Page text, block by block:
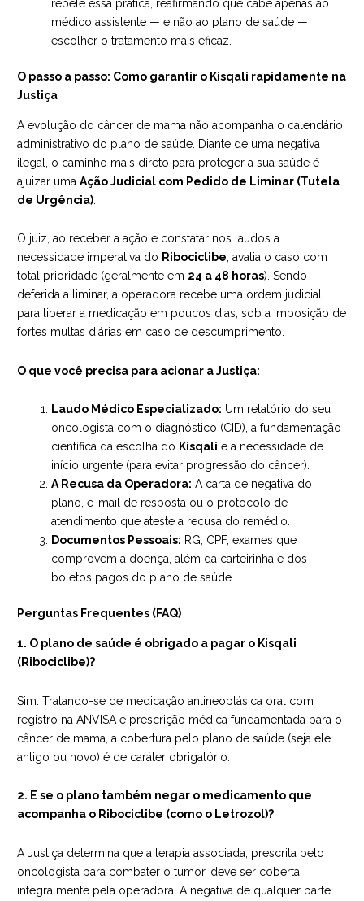
repele essa prática, reafirmando que cabe apenas ao
médico assistente — e não ao plano de saúde —
escolher o tratamento mais eficaz.
O passo a passo: Como garantir o Kisqali rapidamente na
Justiça
A evolução do câncer de mama não acompanha o calendário
administrativo do plano de saúde. Diante de uma negativa
ilegal, o caminho mais direto para proteger a sua saúde é
ajuizar uma Ação Judicial com Pedido de Liminar (Tutela
de Urgência)
O juiz, ao receber a ação e constatar nos laudos a
necessidade imperativa do Ribociclibe, avalia o caso com
total prioridade (geralmente em 24 a 48 horas). Sendo
deferida a liminar, a operadora recebe uma ordem judicial
para liberar a medicação em poucos dias, sob a imposição de
fortes multas diárias em caso de descumprimento.
O que você precisa para acionar a Justiça:
Laudo Médico Especializado: Um relatório do seu
oncologista com o diagnóstico (CID), a fundamentação
científica da escolha do Kisqali e a necessidade de
início urgente (para evitar progressão do câncer).
A Recusa da Operadora: A carta de negativa do
plano, e-mail de resposta ou o protocolo de
atendimento que ateste a recusa do remédio.
Documentos Pessoais: RG, CPF, exames que
comprovem a doença, além da carteirinha e dos
boletos pagos do plano de saúde.
Perguntas Frequentes (FAQ)
1. O plano de saúde é obrigado a pagar o Kisqali
(Ribociclibe)?
Sim. Tratando-se de medicação antineoplásica oral com
registro na ANVISA e prescrição médica fundamentada para o
câncer de mama, a cobertura pelo plano de saúde (seja ele
antigo ou novo) é de caráter obrigatório.
2. E se o plano também negar o medicamento que
acompanha o Ribociclibe (como o Letrozol)?
A Justiça determina que a terapia associada, prescrita pelo
oncologista para combater o tumor, deve ser coberta
integralmente pela operadora. A negativa de qualquer parte